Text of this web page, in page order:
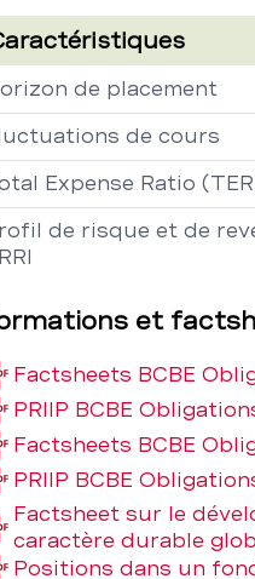
de placement
de cours
Expense Ratio
de risque et de
et
Factsheets BCBE
PRIIP BCBE
Factsheets BCBE
PRIIP BCBE
Factsheet sur le
caractère durable
Positions dans un